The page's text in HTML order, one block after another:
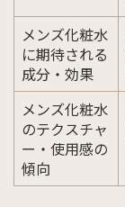
メンズ化粧水
に期待される
成分・効果
メンズ化粧水
のテクスチャ
ー・使用感の
傾向